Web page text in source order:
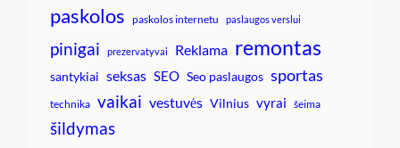
paskolos paskolos internetu paslaugos verslui
pinigai prezervatyvai Reklama remontas
santykiai seksas SEO Seo paslaugos sportas
technika vaikai vestuvės Vilnius vyrai šeima
šildymas